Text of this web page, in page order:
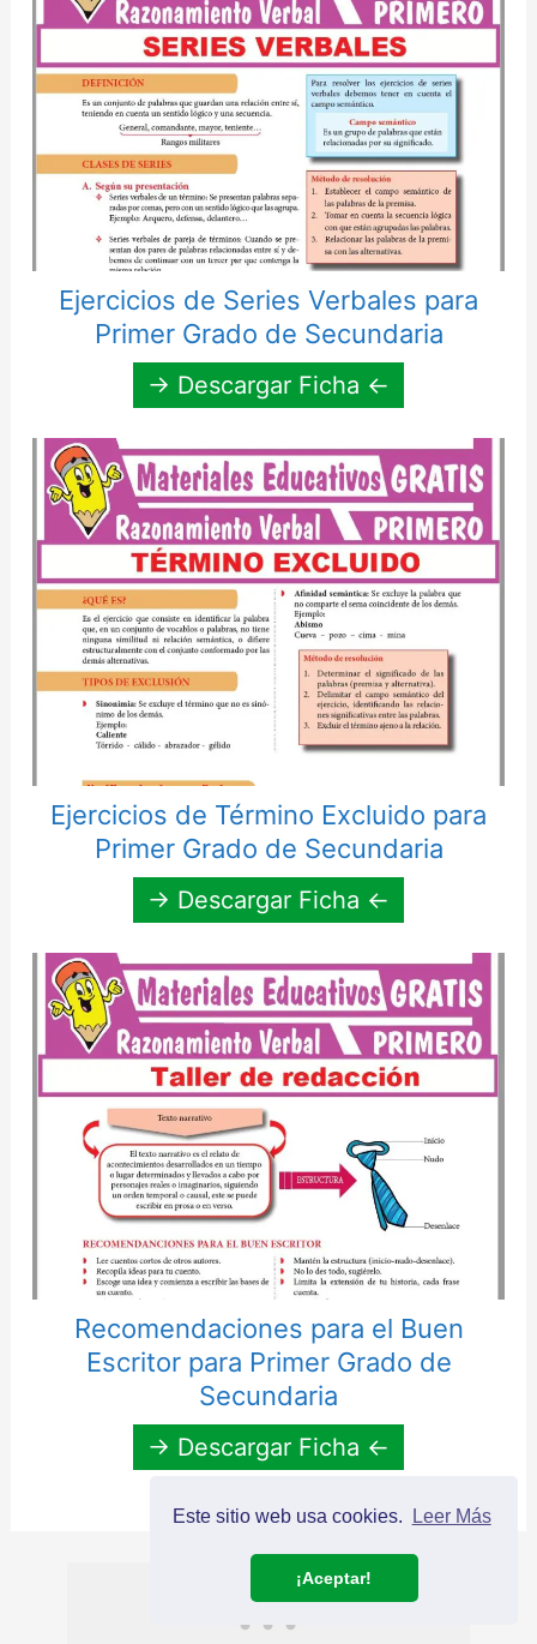
Este sitio web usa cookies. Leer Más
¡Aceptar!
Ejercicios de Series Verbales para
Primer Grado de Secundaria
→ Descargar Ficha ←
Ejercicios de Término Excluido para
Primer Grado de Secundaria
→ Descargar Ficha ←
Recomendaciones para el Buen
Escritor para Primer Grado de
Secundaria
→ Descargar Ficha ←